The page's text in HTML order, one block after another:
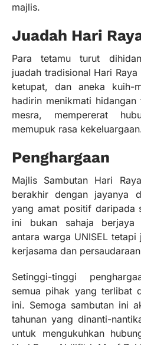
majlis.
Juadah Hari
Para tetamu turut
juadah tradisional Hari
ketupat, dan aneka kuih-
hadirin menikmati
mesra, mempererat
memupuk rasa
Penghargaan
Majlis Sambutan Hari
berakhir dengan jayanya
yang amat positif daripada
ini bukan sahaja berjaya
antara warga UNISEL
kerjasama dan
Setinggi-tinggi
semua pihak yang terlibat
ini. Semoga sambutan ini
tahunan yang dinanti-
untuk mengukuhkan